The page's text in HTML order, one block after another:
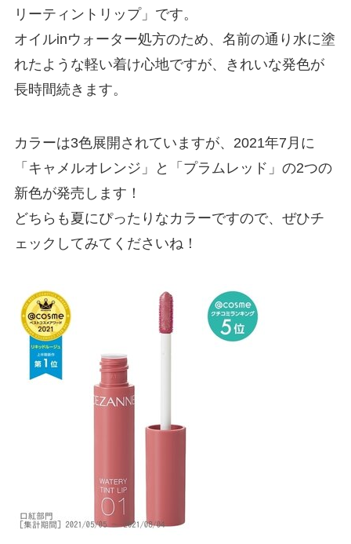
リーティントリップ」です。
オイルinウォーター処方のため、名前の通り水に塗
れたような軽い着け心地ですが、きれいな発色が
長時間続きます。
カラーは3色展開されていますが、2021年7月に
「キャメルオレンジ」と「プラムレッド」の2つの
新色が発売します！
どちらも夏にぴったりなカラーですので、ぜひチ
ェックしてみてくださいね！